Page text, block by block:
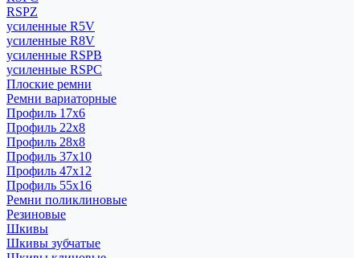
RSPZ
усиленные R5V
усиленные R8V
усиленные RSPB
усиленные RSPC
Плоские ремни
Ремни вариаторные
Профиль 17x6
Профиль 22x8
Профиль 28x8
Профиль 37x10
Профиль 47x12
Профиль 55x16
Ремни поликлиновые
Резиновые
Шкивы
Шкивы зубчатые